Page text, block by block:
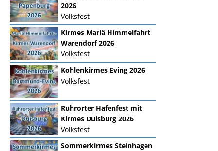
2026
Volksfest
Kirmes Mariä Himmelfahrt
Warendorf 2026
Volksfest
Kohlenkirmes Eving 2026
Volksfest
Ruhrorter Hafenfest mit
Kirmes Duisburg 2026
Volksfest
Sommerkirmes Steinhagen